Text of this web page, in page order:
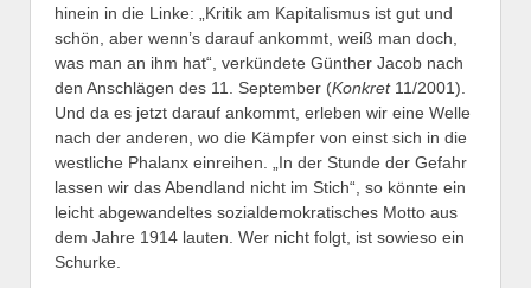
hinein in die Linke: „Kritik am Kapitalismus ist gut und
schön, aber wenn’s darauf ankommt, weiß man doch,
was man an ihm hat“, verkündete Günther Jacob nach
den Anschlägen des 11. September (Konkret11/2001).
Und da es jetzt darauf ankommt, erleben wir eine Welle
nach der anderen, wo die Kämpfer von einst sich in die
westliche Phalanx einreihen. „In der Stunde der Gefahr
lassen wir das Abendland nicht im Stich“, so könnte ein
leicht abgewandeltes sozialdemokratisches Motto aus
dem Jahre 1914 lauten. Wer nicht folgt, ist sowieso ein
Schurke.